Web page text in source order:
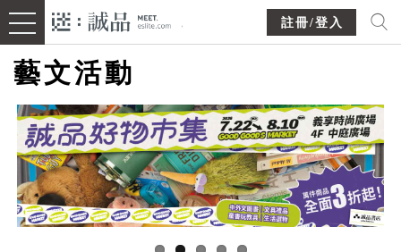
註冊/登入
藝文活動